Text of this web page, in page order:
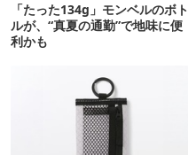
「たった134g」モンベルのボト
ルが、“真夏の通勤”で地味に便
利かも